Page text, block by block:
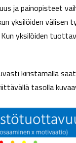
ja painopisteet
yksilöiden
yksilöiden
kiristämällä
tasolla